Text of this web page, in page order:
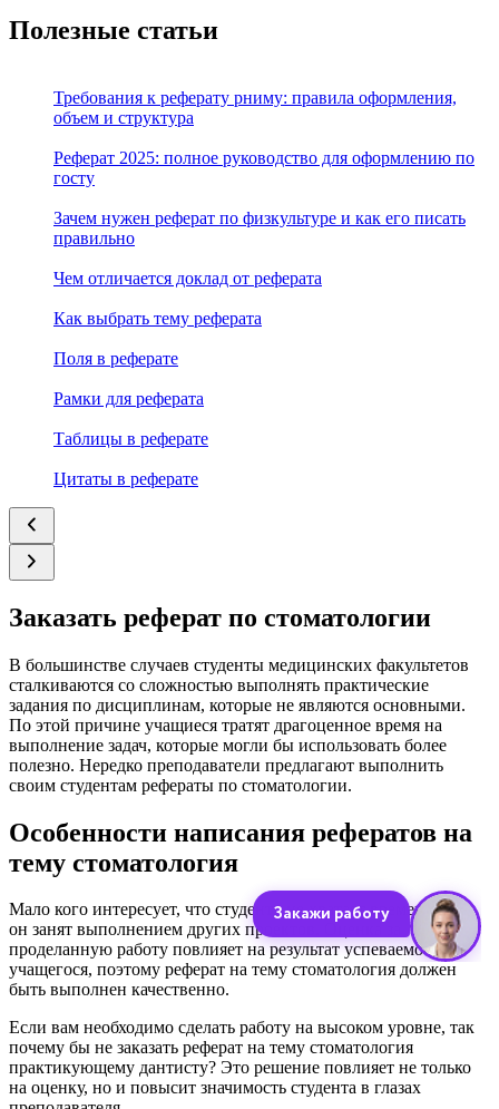
Полезные статьи
Требования к реферату рниму: правила оформления,
объем и структура
Реферат 2025: полное руководство для оформлению по
госту
Зачем нужен реферат по физкультуре и как его писать
правильно
Чем отличается доклад от реферата
Как выбрать тему реферата
Поля в реферате
Рамки для реферата
Таблицы в реферате
Цитаты в реферате
Заказать реферат по стоматологии
В большинстве случаев студенты медицинских факультетов
сталкиваются со сложностью выполнять практические
задания по дисциплинам, которые не являются основными.
По этой причине учащиеся тратят драгоценное время на
выполнение задач, которые могли бы использовать более
полезно. Нередко преподаватели предлагают выполнить
своим студентам рефераты по стоматологии.
Особенности написания рефератов на
тему стоматология
Мало кого интересует, что студенту не хватает времени или
он занят выполнением других проектов. Оценка за
проделанную работу повлияет на результат успеваемости
учащегося, поэтому реферат на тему стоматология должен
быть выполнен качественно.
Если вам необходимо сделать работу на высоком уровне, так
почему бы не заказать реферат на тему стоматология
практикующему дантисту? Это решение повлияет не только
на оценку, но и повысит значимость студента в глазах